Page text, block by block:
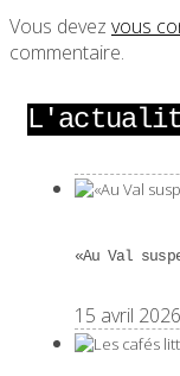
Vous devez vous
commentaire.
«Au Val
15 avril 2026